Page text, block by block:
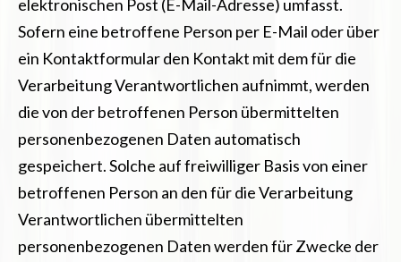
elektronischen Post (E-Mail-Adresse) umfasst.
Sofern eine betroffene Person per E-Mail oder über
ein Kontaktformular den Kontakt mit dem für die
Verarbeitung Verantwortlichen aufnimmt, werden
die von der betroffenen Person übermittelten
personenbezogenen Daten automatisch
gespeichert. Solche auf freiwilliger Basis von einer
betroffenen Person an den für die Verarbeitung
Verantwortlichen übermittelten
personenbezogenen Daten werden für Zwecke der